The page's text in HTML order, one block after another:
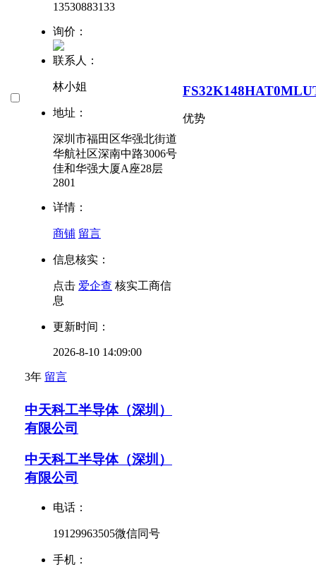
13530883133
询价：
联系人：
林小姐
地址：
深圳市福田区华强北街道
华航社区深南中路3006号
佳和华强大厦A座28层
2801
详情：
商铺 留言
信息核实：
点击 爱企查 核实工商信
息
更新时间：
2026-8-10 14:09:00
3年 留言
优势
中天科工半导体（深圳）
有限公司
中天科工半导体（深圳）
有限公司
电话：
19129963505微信同号
手机：